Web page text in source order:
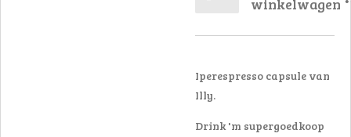
Iperespresso capsule van
Illy.
Drink 'm supergoedkoop